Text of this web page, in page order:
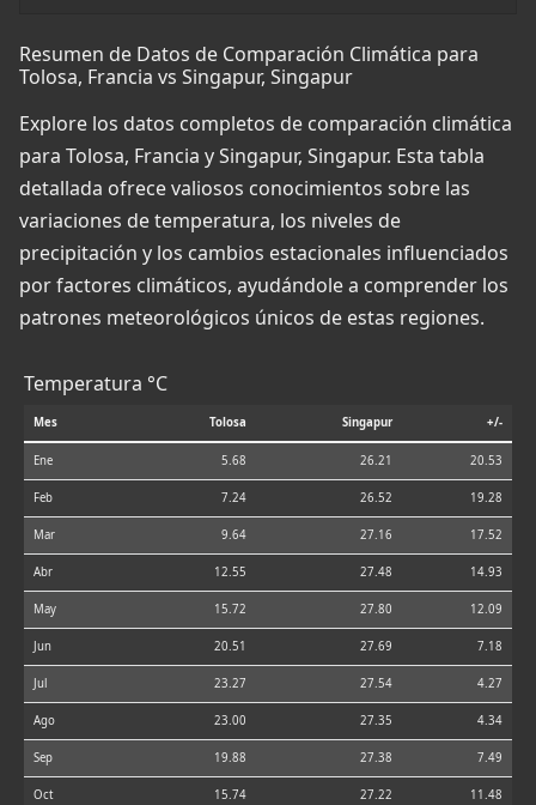
Resumen de Datos de Comparación Climática para
Tolosa, Francia vs Singapur, Singapur
Explore los datos completos de comparación climática
para Tolosa, Francia y Singapur, Singapur. Esta tabla
detallada ofrece valiosos conocimientos sobre las
variaciones de temperatura, los niveles de
precipitación y los cambios estacionales influenciados
por factores climáticos, ayudándole a comprender los
patrones meteorológicos únicos de estas regiones.
Temperatura °C
Mes Tolosa Singapur +/-
Ene 5.68 26.21 20.53
Feb 7.24 26.52 19.28
Mar 9.64 27.16 17.52
Abr 12.55 27.48 14.93
May 15.72 27.80 12.09
Jun 20.51 27.69 7.18
Jul 23.27 27.54 4.27
Ago 23.00 27.35 4.34
Sep 19.88 27.38 7.49
Oct 15.74 27.22 11.48